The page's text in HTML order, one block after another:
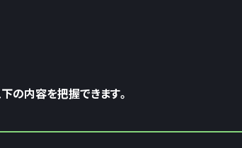
の内容を把握できます。